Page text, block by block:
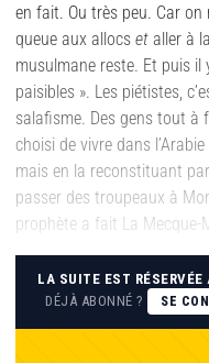
en fait. Ou très peu. Car
queue aux allocs et aller à
musulmane reste. Et puis il
paisibles ». Les piétistes,
salafisme. Des gens tout à
choisi de vivre dans
mais en la reconstituant
passer des troupeaux à
prophète a fait La Mecque-
LA SUITE EST RÉSERVÉE
DÉJÀ ABONNÉ ?
SE